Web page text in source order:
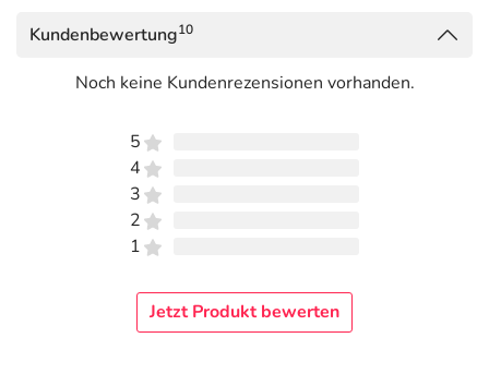
Kundenbewertung10
Noch keine Kundenrezensionen vorhanden.
5
4
3
2
1
Jetzt Produkt bewerten